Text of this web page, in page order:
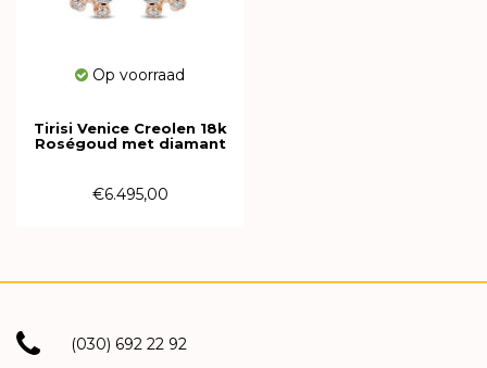
Op voorraad
Tirisi Venice Creolen 18k
Roségoud met diamant
€6.495,00
(030) 692 22 92